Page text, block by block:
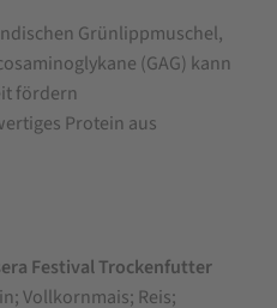
Grünlippmuschel,
(GAG) kann
fördern
Protein aus
Festival Trockenfutter
Vollkornmais; Reis;